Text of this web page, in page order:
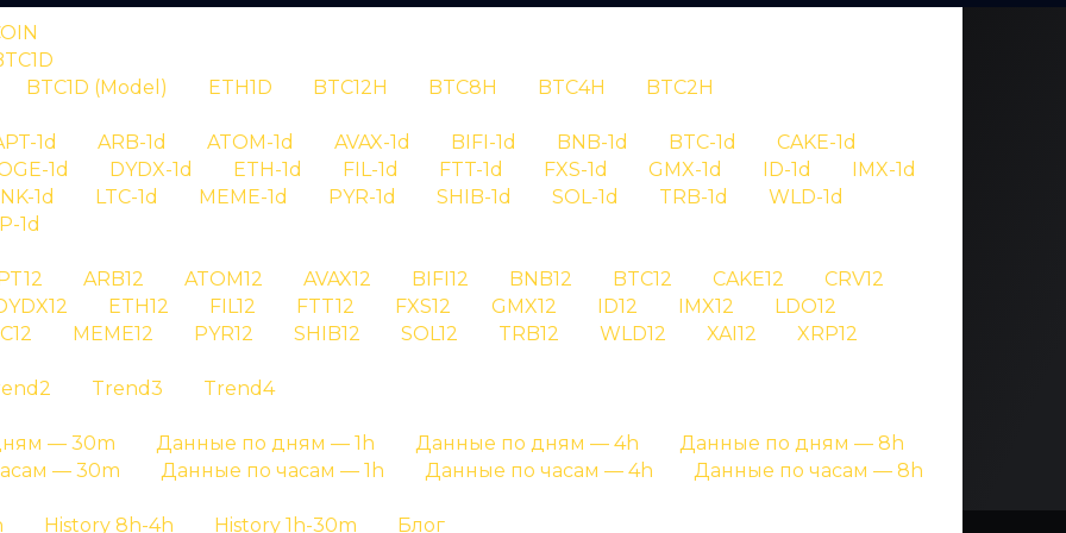
BTC1D (Model)
ETH1D BTC12H BTC8H BTC4H
BTC2H
1d ARB-1d ATOM-1d AVAX-1d BIFI-1d BNB-1d BTC-1d
CAKE-1d
1d DYDX-1d ETH-1d FIL-1d FTT-1d FXS-1d GMX-1d ID-1d
IMX-1d
1d LTC-1d MEME-1d PYR-1d SHIB-1d SOL-1d TRB-1d
WLD-1d
1d
ARB12 ATOM12 AVAX12 BIFI12 BNB12 BTC12 CAKE12
CRV12
ETH12 FIL12 FTT12 FXS12 GMX12 ID12 IMX12
LDO12
MEME12 PYR12 SHIB12 SOL12 TRB12 WLD12 XAI12
XRP12
Trend3
Trend4
— 30m
Данные по дням — 1h Данные по дням — 4h
Данные по дням — 8h
— 30m
Данные по часам — 1h Данные по часам — 4h
Данные по часам — 8h
History 8h-4h History 1h-30m Блог
aave id 10727
сигнала aave id 10727 - детальная информация о сигнале криптовалют